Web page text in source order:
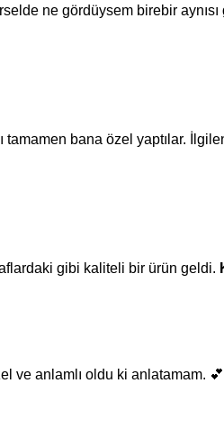
ne gördüysem birebir aynısı
tamamen bana özel yaptılar.
gibi kaliteli bir ürün geldi.
ve anlamlı oldu ki